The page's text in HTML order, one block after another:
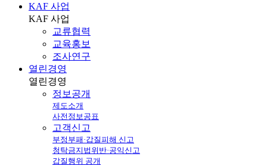
KAF 사업
KAF 사업
교류협력
교육홍보
조사연구
열린경영
열린경영
정보공개
제도소개
사전정보공표
고객신고
부정부패·갑질피해 신고
청탁금지법위반·공익신고
갑질행위 공개